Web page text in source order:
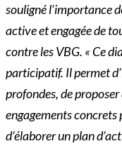
souligné l’importance
active et engagée de
contre les VBG. « Ce
participatif. Il permet
profondes, de
engagements concrets
d’élaborer un plan